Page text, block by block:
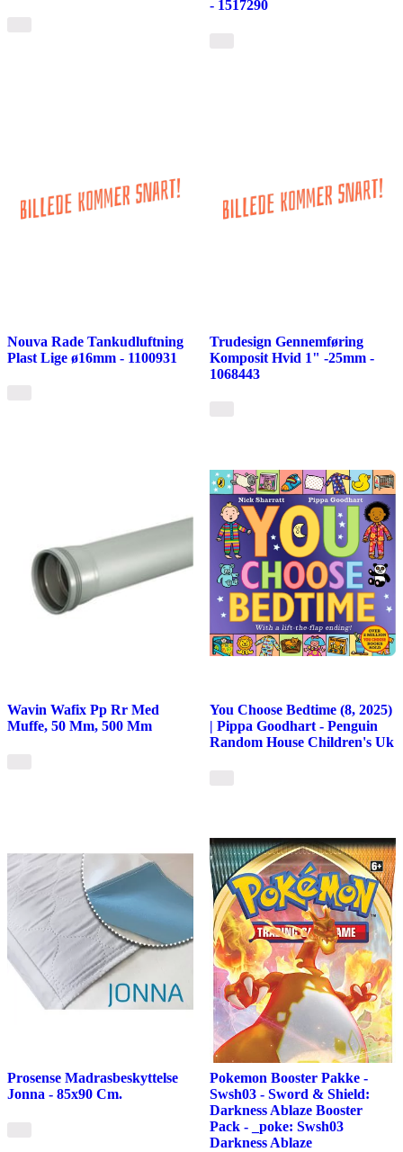
- 1517290
Nouva Rade Tankudluftning
Plast Lige ø16mm - 1100931
Trudesign Gennemføring
Komposit Hvid 1" -25mm -
1068443
Wavin Wafix Pp Rr Med
Muffe, 50 Mm, 500 Mm
You Choose Bedtime (8, 2025)
| Pippa Goodhart - Penguin
Random House Children's Uk
Prosense Madrasbeskyttelse
Jonna - 85x90 Cm.
Pokemon Booster Pakke -
Swsh03 - Sword & Shield:
Darkness Ablaze Booster
Pack - _poke: Swsh03
Darkness Ablaze